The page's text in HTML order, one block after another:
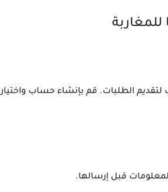
لتقديم الطلبات. قم بإنشاء حساب واختيار
المعلومات قبل إرسالها.